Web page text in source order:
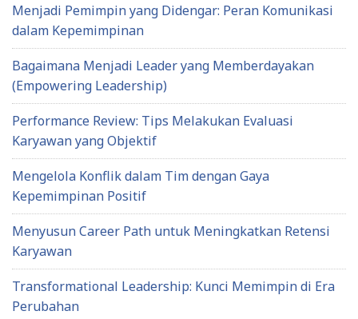
Menjadi Pemimpin yang Didengar: Peran Komunikasi
dalam Kepemimpinan
Bagaimana Menjadi Leader yang Memberdayakan
(Empowering Leadership)
Performance Review: Tips Melakukan Evaluasi
Karyawan yang Objektif
Mengelola Konflik dalam Tim dengan Gaya
Kepemimpinan Positif
Menyusun Career Path untuk Meningkatkan Retensi
Karyawan
Transformational Leadership: Kunci Memimpin di Era
Perubahan